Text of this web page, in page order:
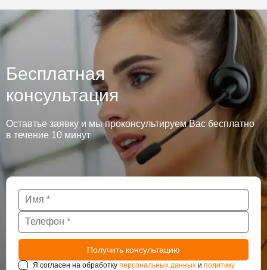
Бесплатная
консультация
Оставтье заявку и мы проконсультируем Вас бесплатно
в течение 10 минут
Я согласен на обработку персональных данных и политику